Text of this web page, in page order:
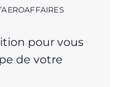
pour vous
de votre